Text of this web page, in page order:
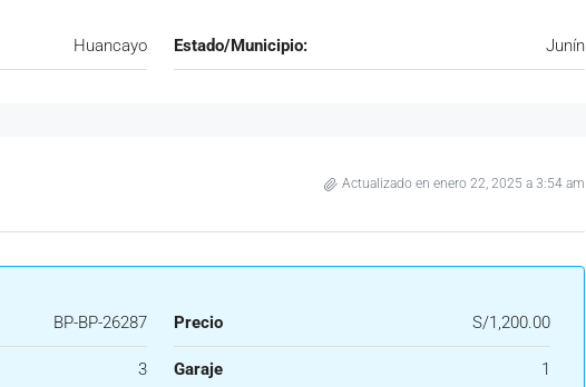
Huancayo Estado/Municipio: Junín
Actualizado en enero 22, 2025 a 3:54 am
BP-BP-26287 Precio S/1,200.00
3 Garaje 1